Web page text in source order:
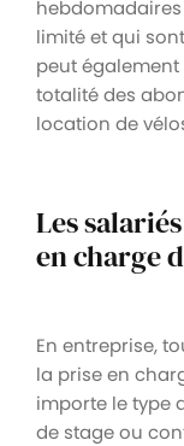
limité et qui
peut
totalité des
location de
Les
en charge
En entreprise,
la prise en
importe le type
de stage ou